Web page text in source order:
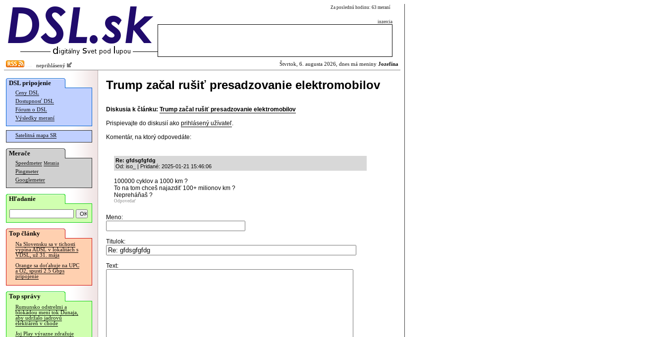
Za poslednú hodinu: 63 meraní
inzercia
neprihlásený Štvrtok, 6. augusta 2026, dnes má meniny Jozefína
DSL pripojenie
Ceny DSL
Dostupnosť DSL
Fórum o DSL
Výsledky meraní
Satelitná mapa SR
Merače
Speedmeter Merania
Pingmeter
Googlemeter
Hľadanie
Top články
Na Slovensku sa v tichosti
vypína ADSL v lokalitách s
VDSL, už 31. mája
Orange sa doťahuje na UPC
a O2, spustí 2.5 Gbps
pripojenie
Top správy
Rumunsko odstrelmi a
blokádou mení tok Dunaja,
aby udržalo jadrovú
elektráreň v chode
Joj Play výrazne zdražuje
Trump začal rušiť presadzovanie elektromobilov
Diskusia k článku: Trump začal rušiť presadzovanie elektromobilov
Prispievajte do diskusií ako prihlásený užívateľ.
Komentár, na ktorý odpovedáte:
Re: gfdsgfgfdg
Od: iso_ | Pridané: 2025-01-21 15:46:06
100000 cyklov a 1000 km ?
To na tom chceš najazdiť 100+ milionov km ?
Nepreháňaš ?
Odpovedať
Meno:
Titulok:
Text: